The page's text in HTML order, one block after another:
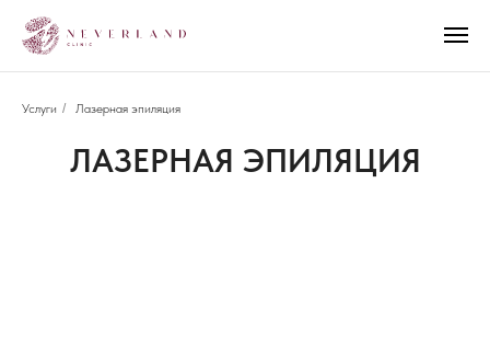
Услуги / Лазерная эпиляция
ЛАЗЕРНАЯ ЭПИЛЯЦИЯ